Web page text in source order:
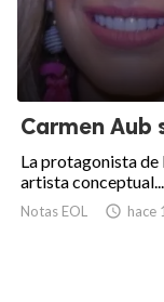
Carmen Aub
La protagonista de
artista conceptual...
Notas EOL  hace